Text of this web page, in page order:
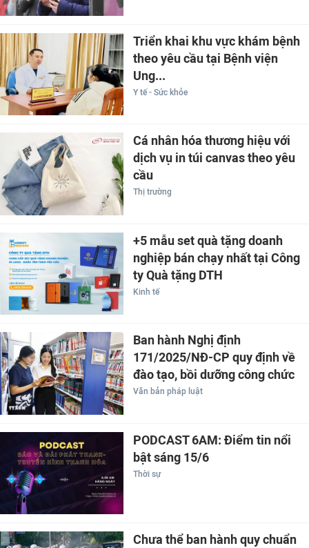
Triển khai khu vực khám bệnh
theo yêu cầu tại Bệnh viện
Ung...
Y tế - Sức khỏe
Cá nhân hóa thương hiệu với
dịch vụ in túi canvas theo yêu
cầu
Thị trường
+5 mẫu set quà tặng doanh
nghiệp bán chạy nhất tại Công
ty Quà tặng DTH
Kinh tế
Ban hành Nghị định
171/2025/NĐ-CP quy định về
đào tạo, bồi dưỡng công chức
Văn bản pháp luật
PODCAST 6AM: Điểm tin nổi
bật sáng 15/6
Thời sự
Chưa thể ban hành quy chuẩn